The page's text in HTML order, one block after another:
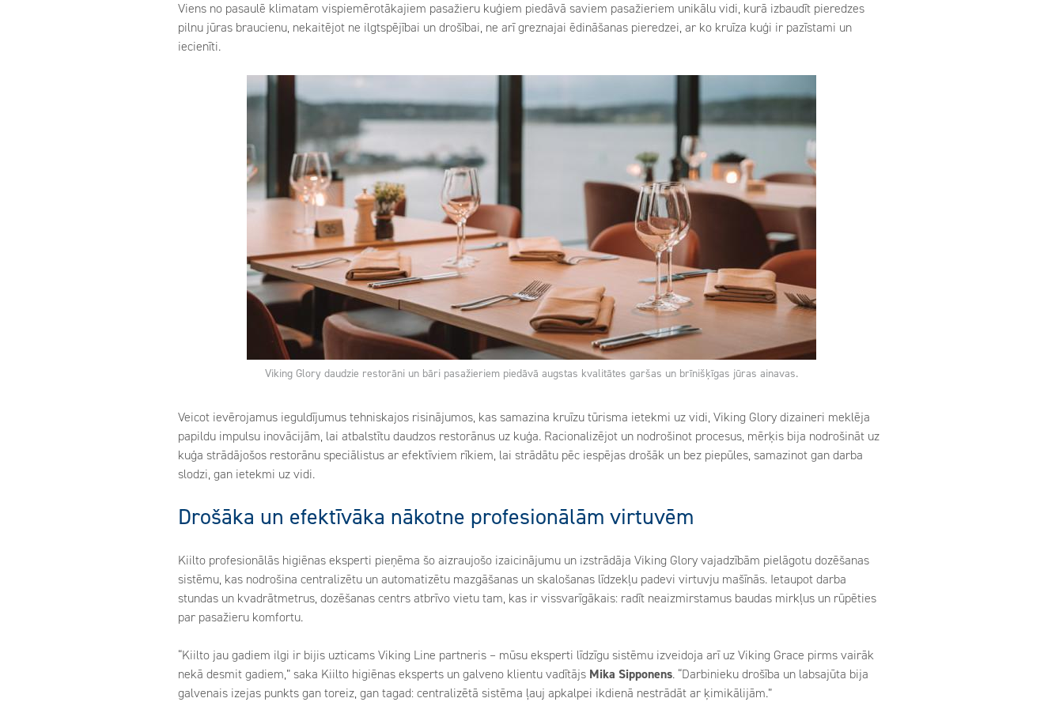
Viens no pasaulē klimatam vispiemērotākajiem pasažieru kuģiem piedāvā saviem pasažieriem unikālu vidi, kurā izbaudīt pieredzes
pilnu jūras braucienu, nekaitējot ne ilgtspējībai un drošībai, ne arī greznajai ēdināšanas pieredzei, ar ko kruīza kuģi ir pazīstami un
iecienīti.
Viking Glory daudzie restorāni un bāri pasažieriem piedāvā augstas kvalitātes garšas un brīnišķīgas jūras ainavas.
Veicot ievērojamus ieguldījumus tehniskajos risinājumos, kas samazina kruīzu tūrisma ietekmi uz vidi, Viking Glory dizaineri meklēja
papildu impulsu inovācijām, lai atbalstītu daudzos restorānus uz kuģa. Racionalizējot un nodrošinot procesus, mērķis bija nodrošināt uz
kuģa strādājošos restorānu speciālistus ar efektīviem rīkiem, lai strādātu pēc iespējas drošāk un bez piepūles, samazinot gan darba
slodzi, gan ietekmi uz vidi.
Drošāka un efektīvāka nākotne profesionālām virtuvēm
Kiilto profesionālās higiēnas eksperti pieņēma šo aizraujošo izaicinājumu un izstrādāja Viking Glory vajadzībām pielāgotu dozēšanas
sistēmu, kas nodrošina centralizētu un automatizētu mazgāšanas un skalošanas līdzekļu padevi virtuvju mašīnās. Ietaupot darba
stundas un kvadrātmetrus, dozēšanas centrs atbrīvo vietu tam, kas ir vissvarīgākais: radīt neaizmirstamus baudas mirkļus un rūpēties
par pasažieru komfortu.
“Kiilto jau gadiem ilgi ir bijis uzticams Viking Line partneris – mūsu eksperti līdzīgu sistēmu izveidoja arī uz Viking Grace pirms vairāk
nekā desmit gadiem,” saka Kiilto higiēnas eksperts un galveno klientu vadītājs Mika Sipponens. “Darbinieku drošība un labsajūta bija
galvenais izejas punkts gan toreiz, gan tagad: centralizētā sistēma ļauj apkalpei ikdienā nestrādāt ar ķimikālijām.”